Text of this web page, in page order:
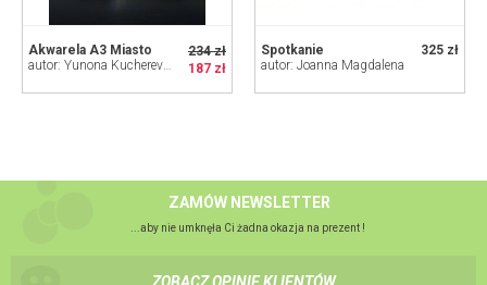
234 zł
187 zł
Akwarela A3 Miasto
autor: Yunona Kucherevska
325 zł
Spotkanie
autor: Joanna Magdalena
ZAMÓW NEWSLETTER
...aby nie umknęła Ci żadna okazja na prezent !